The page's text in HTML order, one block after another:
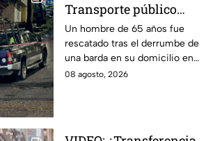
Transporte público
arrolla, mata a un
hombre y huye
Un hombre de 65 años fue
rescatado tras el derrumbe de
una barda en su domicilio en
Tlalpan, provocado por las
08 agosto, 2026